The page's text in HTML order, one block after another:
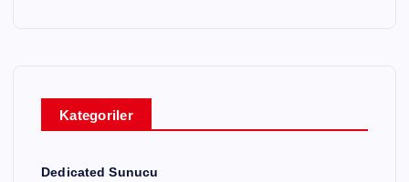
Kategoriler
Dedicated Sunucu